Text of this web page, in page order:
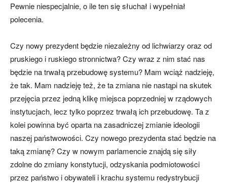
Pewnie niespecjalnie, o ile ten się słuchał i wypełniał
polecenia.
Czy nowy prezydent będzie niezależny od lichwiarzy oraz od
pruskiego i ruskiego stronnictwa? Czy wraz z nim stać nas
będzie na trwałą przebudowę systemu? Mam wciąż nadzieję,
że tak. Mam nadzieję też, że ta zmiana nie nastąpi na skutek
przejęcia przez jedną klikę miejsca poprzedniej w rządowych
instytucjach, lecz tylko poprzez trwałą ich przebudowę. Ta z
kolei powinna być oparta na zasadniczej zmianie ideologii
naszej państwowości. Czy nowego prezydenta stać będzie na
taką zmianę? Czy w nowym parlamencie znajdą się siły
zdolne do zmiany konstytucji, odzyskania podmiotowości
przez państwo i obywateli i krachu systemu redystrybucji